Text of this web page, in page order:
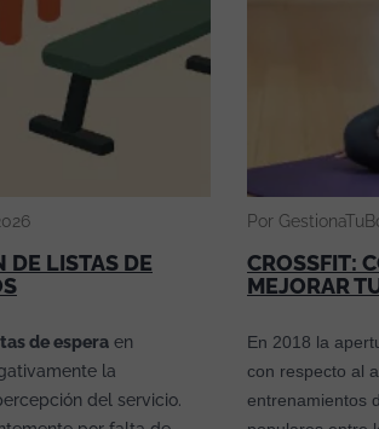
DE LISTAS DE
de espera en
la
del servicio.
Por
CROSSFIT:
MEJORAR
En 2018 la
con respecto al
entrenamientos